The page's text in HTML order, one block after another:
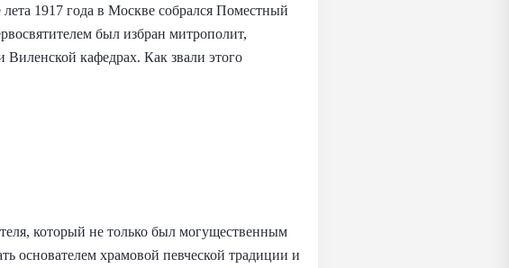
1917 года в Москве собрался Поместный
был избран митрополит,
кафедрах. Как звали этого
который не только был могущественным
основателем храмовой певческой традиции и